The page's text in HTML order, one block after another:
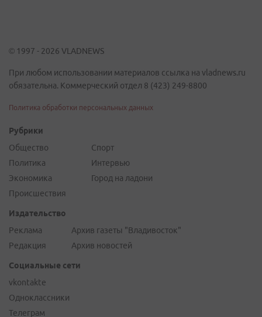
© 1997 - 2026 VLADNEWS
При любом использовании материалов ссылка на vladnews.ru
обязательна. Коммерческий отдел 8 (423) 249-8800
Политика обработки персональных данных
Рубрики
Общество
Политика
Экономика
Происшествия
Спорт
Интервью
Город на ладони
Издательство
Реклама
Редакция
Архив газеты "Владивосток"
Архив новостей
Социальные сети
vkontakte
Одноклассники
Телеграм